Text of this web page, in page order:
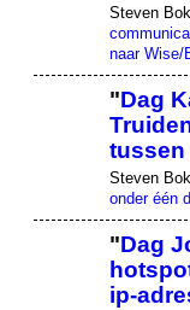
Steven
naar Wise/
"Dag
Steven
onder één
"Dag
ip-